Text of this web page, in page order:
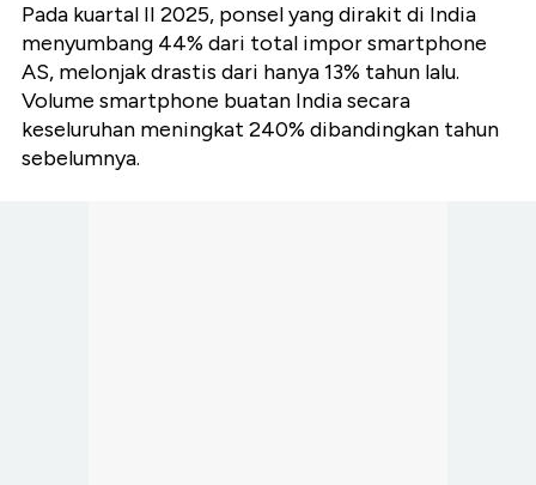
Pada kuartal II 2025, ponsel yang dirakit di India
menyumbang 44% dari total impor smartphone
AS, melonjak drastis dari hanya 13% tahun lalu.
Volume smartphone buatan India secara
keseluruhan meningkat 240% dibandingkan tahun
sebelumnya.